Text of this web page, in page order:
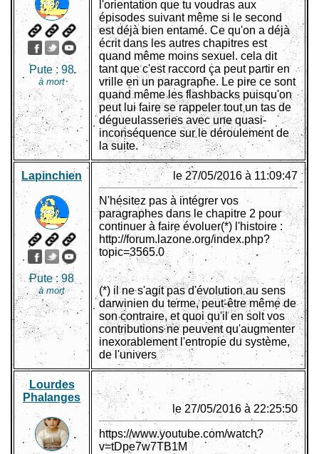
Pute : 98
à mort
l'orientation que tu voudras aux
épisodes suivant même si le second
est déjà bien entamé. Ce qu'on a déjà
écrit dans les autres chapitres est
quand même moins sexuel. cela dit
tant que c'est raccord ça peut partir en
vrille en un paragraphe. Le pire ce sont
quand même les flashbacks puisqu'on
peut lui faire se rappeler tout un tas de
dégueulasseries avec une quasi-
inconséquence sur le déroulement de
la suite.
Lapinchien
Pute :98
à mort
le 27/05/2016 à 11:09:47
N'hésitez pas à intégrer vos
paragraphes dans le chapitre 2 pour
continuer à faire évoluer(*) l'histoire :
http://forum.lazone.org/index.php?
topic=3565.0
(*) il ne s'agit pas d'évolution au sens
darwinien du terme, peut-être même de
son contraire, et quoi qu'il en soit vos
contributions ne peuvent qu'augmenter
inexorablement l'entropie du système,
de l'univers
Lourdes
Phalanges
le 27/05/2016 à 22:25:50
https://www.youtube.com/watch?
v=tDpe7w7TB1M